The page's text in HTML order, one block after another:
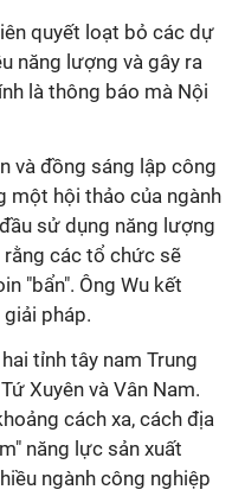
quyết loạt bỏ các dự
năng lượng và gây ra
là thông báo mà Nội
và đồng sáng lập công
một hội thảo của ngành
sử dụng năng lượng
các tổ chức sẽ
"bẩn". Ông Wu kết
pháp.
tỉnh tây nam Trung
Xuyên và Vân Nam.
cách xa, cách địa
năng lực sản xuất
ngành công nghiệp